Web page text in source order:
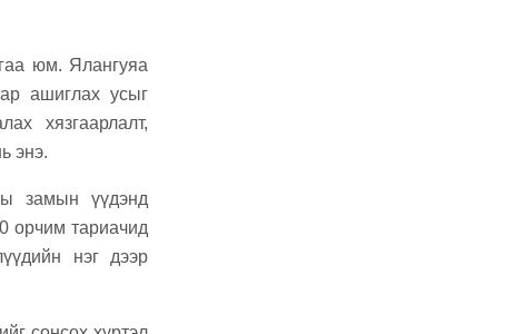
юм. Ялангуяа
ашиглах усыг
хязгаарлалт,
энэ.
замын үүдэнд
орчим тариачид
нэг дээр